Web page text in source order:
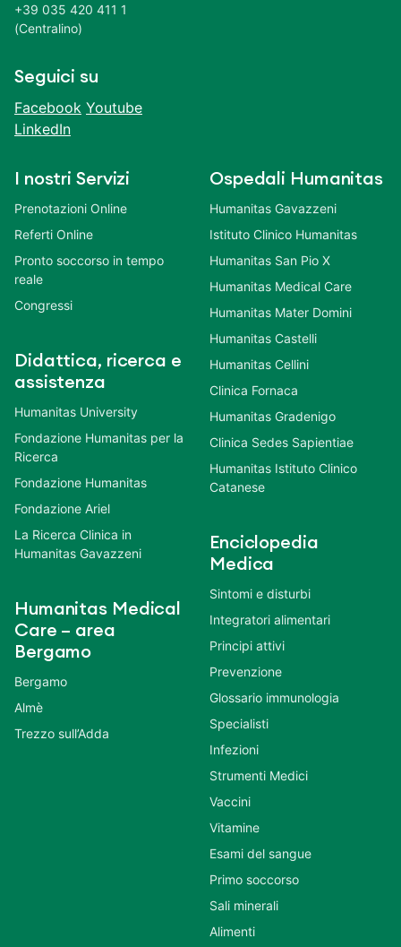
+39 035 420 411 1
(Centralino)
Seguici su
Facebook Youtube
LinkedIn
I nostri Servizi
Prenotazioni Online
Referti Online
Pronto soccorso in tempo
reale
Congressi
Didattica, ricerca e
assistenza
Humanitas University
Fondazione Humanitas per la
Ricerca
Fondazione Humanitas
Fondazione Ariel
La Ricerca Clinica in
Humanitas Gavazzeni
Humanitas Medical
Care – area
Bergamo
Bergamo
Almè
Trezzo sull’Adda
Ospedali Humanitas
Humanitas Gavazzeni
Istituto Clinico Humanitas
Humanitas San Pio X
Humanitas Medical Care
Humanitas Mater Domini
Humanitas Castelli
Humanitas Cellini
Clinica Fornaca
Humanitas Gradenigo
Clinica Sedes Sapientiae
Humanitas Istituto Clinico
Catanese
Enciclopedia
Medica
Sintomi e disturbi
Integratori alimentari
Principi attivi
Prevenzione
Glossario immunologia
Specialisti
Infezioni
Strumenti Medici
Vaccini
Vitamine
Esami del sangue
Primo soccorso
Sali minerali
Alimenti